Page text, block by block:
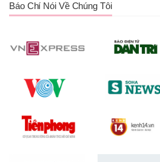
Báo Chí Nói Về Chúng Tôi